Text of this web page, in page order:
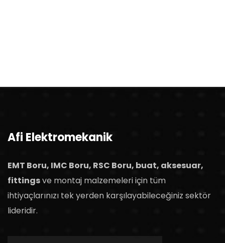
Afi Elektromekanik
EMT Boru, IMC Boru, RSC Boru, buat, aksesuar,
fittingsve montaj malzemeleri için tüm
ihtiyaçlarınızı tek yerden karşılayabileceğiniz sektör
lideridir.